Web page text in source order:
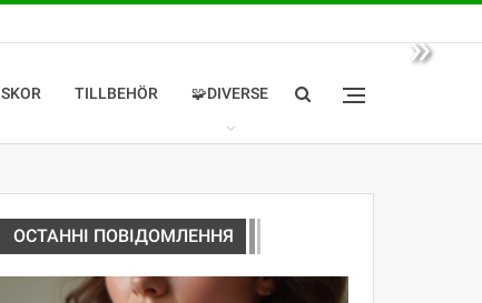
»
SKOR TILLBEHÖR 🧩DIVERSE
ОСТАННІ ПОВІДОМЛЕННЯ